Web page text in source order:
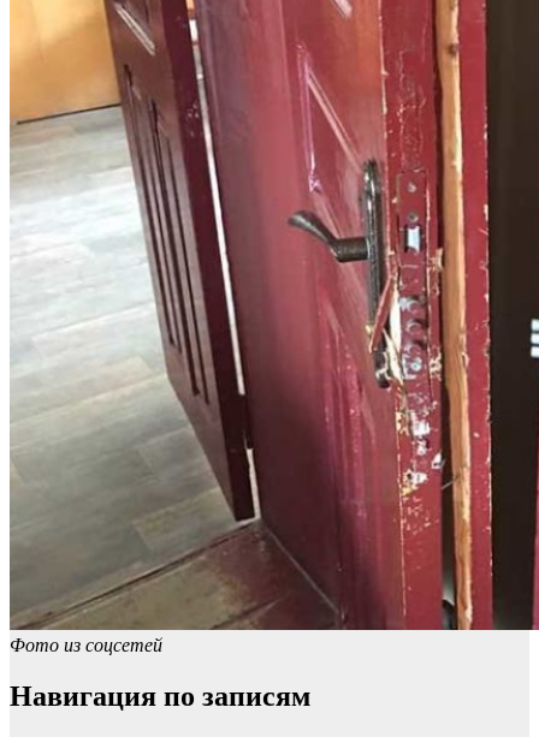
Фото из соцсетей
Навигация по записям